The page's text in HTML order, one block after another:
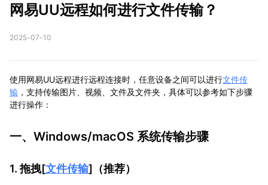
网易UU远程如何进行文件传输？
2025-07-10
使用网易UU远程进行远程连接时，任意设备之间可以进行文件传
输，支持传输图片、视频、文件及文件夹，具体可以参考如下步骤
进行操作：
一、Windows/macOS 系统传输步骤
1. 拖拽[文件传输]（推荐）